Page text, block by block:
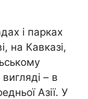
і парках
на Кавказі,
– в
Азії. У